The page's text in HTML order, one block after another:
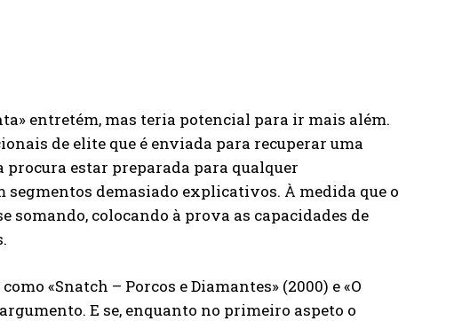
entretém, mas teria potencial para ir mais além.
de elite que é enviada para recuperar uma
procura estar preparada para qualquer
demasiado explicativos. À medida que o
somando, colocando à prova as capacidades de
«Snatch – Porcos e Diamantes» (2000) e «O
E se, enquanto no primeiro aspeto o